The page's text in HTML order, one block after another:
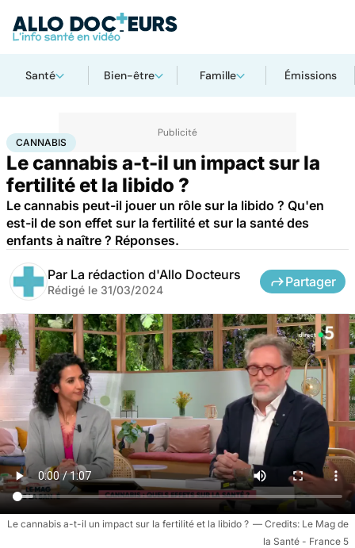
Santé Bien-être Famille Émissions
AccueilSanté Maladies Drogues et addictions
CANNABIS
Le cannabis a-t-il un impact sur la
fertilité et la libido ?
Le cannabis peut-il jouer un rôle sur la libido ? Qu'en
est-il de son effet sur la fertilité et sur la santé des
enfants à naître ? Réponses.
Par La rédaction d'Allo Docteurs
Rédigé le 31/03/2024
Partager
Le cannabis a-t-il un impact sur la fertilité et la libido ?
Le Mag de
la Santé - France 5